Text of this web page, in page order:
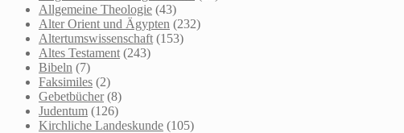
Allgemeine Theologie (43)
Alter Orient und Ägypten (232)
Altertumswissenschaft (153)
Altes Testament (243)
Bibeln (7)
Faksimiles (2)
Gebetbücher (8)
Judentum (126)
Kirchliche Landeskunde (105)